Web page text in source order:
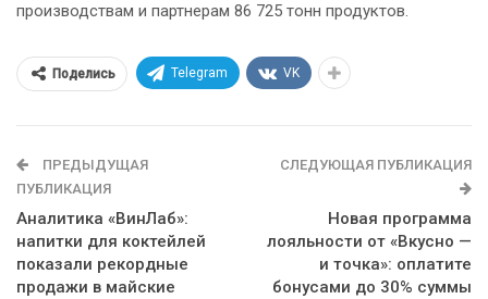
производствам и партнерам 86 725 тонн продуктов.
Поделись Telegram VK
ПРЕДЫДУЩАЯ
ПУБЛИКАЦИЯ
Аналитика «ВинЛаб»:
напитки для коктейлей
показали рекордные
продажи в майские
СЛЕДУЮЩАЯ ПУБЛИКАЦИЯ
Новая программа
лояльности от «Вкусно —
и точка»: оплатите
бонусами до 30% суммы